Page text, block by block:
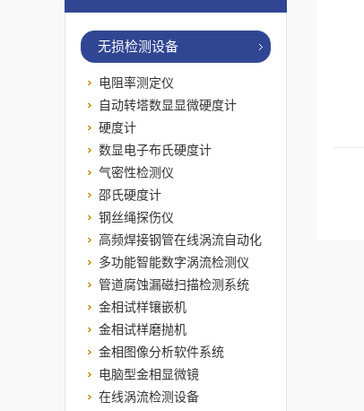
无损检测设备
电阻率测定仪
自动转塔数显显微硬度计
硬度计
数显电子布氏硬度计
气密性检测仪
邵氏硬度计
钢丝绳探伤仪
高频焊接钢管在线涡流自动化
检测系统
多功能智能数字涡流检测仪
管道腐蚀漏磁扫描检测系统
金相试样镶嵌机
金相试样磨抛机
金相图像分析软件系统
电脑型金相显微镜
在线涡流检测设备